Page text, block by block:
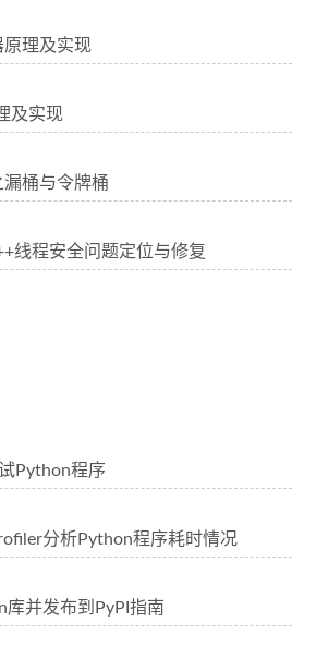
理及实现
及实现
漏桶与令牌桶
线程安全问题定位与修复
Python程序
分析Python程序耗时情况
库并发布到PyPI指南